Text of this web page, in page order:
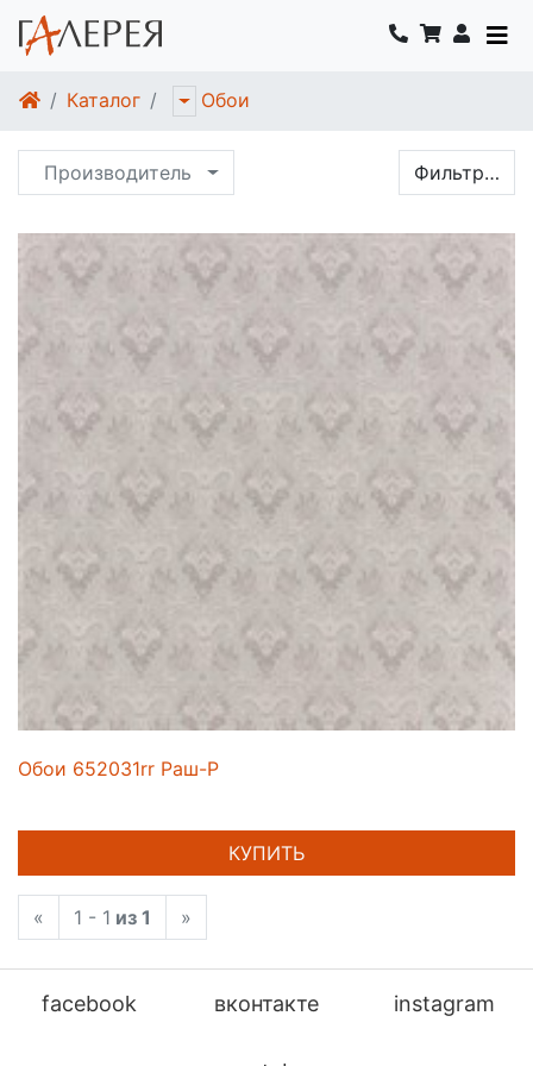
Каталог Обои
Производитель Фильтр…
Обои 652031rr Раш-Р
КУПИТЬ
« 1 - 1 из 1 »
facebook вконтакте instagram